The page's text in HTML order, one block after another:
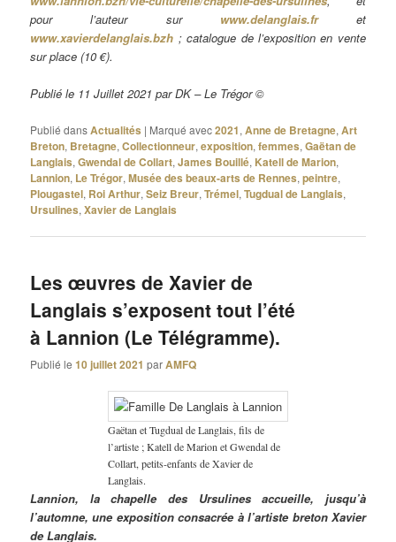
pour l’auteur sur www.delanglais.fr
et
www.xavierdelanglais.bzh ; catalogue de l’exposition en vente
sur place (10 €).
Publié le 11 Juillet 2021 par DK – Le Trégor ©
Publié dansActualités | Marqué avec2021,Anne de Bretagne,Art
Breton, Bretagne,Collectionneur,exposition,femmes,Gaëtan de
Langlais,Gwendal de Collart,James Bouillé, Katell de Marion,
Lannion, Le Trégor,Musée des beaux-arts de Rennes,peintre,
Plougastel, Roi Arthur,Seiz Breur,Trémel,Tugdual de Langlais,
Ursulines,Xavier de Langlais
Les œuvres de Xavier de
Langlais s’exposent tout l’été
à Lannion (Le Télégramme).
Publié le10 juillet 2021 parAMFQ
Gaëtan et Tugdual de Langlais, fils de
l’artiste ; Katell de Marion et Gwendal de
Collart, petits-enfants de Xavier de
Langlais.
Lannion, la chapelle des Ursulines accueille, jusqu’à
l’automne, une exposition consacrée à l’artiste breton Xavier
de Langlais.